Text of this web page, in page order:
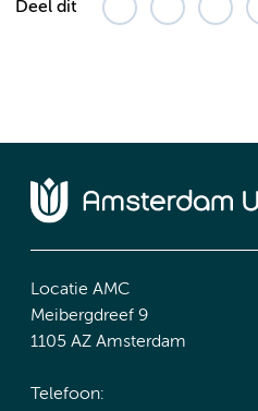
Deel dit
Locatie AMC
Meibergdreef 9
1105 AZ Amsterdam
Telefoon: